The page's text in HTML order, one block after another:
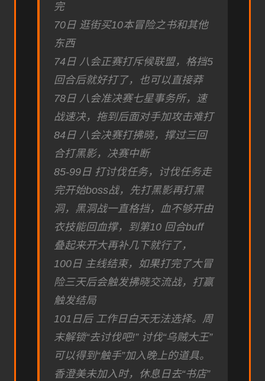
完
70日 逛街买10本冒险之书和其他
东西
74日 八会正赛打斥候联盟，格挡5
回合后就好打了，也可以直接莽
78日 八会准决赛七星事务所，速
战速决，拖到后面对手加攻击难打
84日 八会决赛打拂晓，撑过三回
合打黑影，决赛中断
85-99日 打讨伐任务，讨伐任务走
完开始boss战，先打黑影再打黑
洞，黑洞战一直格挡，血不够开由
衣技能回血撑，到第10 回合buff
叠起来开大再补几下就行了，
100日 主线结束，如果打完了大冒
险三天后会触发拂晓交流战，打赢
触发结局
101日后 工作日白天无法选择。周
末解锁“去讨伐吧!” 讨伐“乌贼大王”
可以得到“触手”加入晚上的道具。
香澄美未加入时，休息日去“书店”